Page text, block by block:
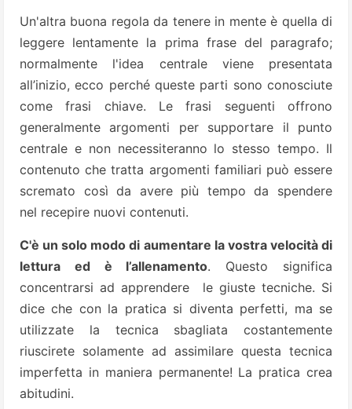
Un'altra buona regola da tenere in mente è quella di
leggere lentamente la prima frase del paragrafo;
normalmente l'idea centrale viene presentata
all’inizio, ecco perché queste parti sono conosciute
come frasi chiave. Le frasi seguenti offrono
generalmente argomenti per supportare il punto
centrale e non necessiteranno lo stesso tempo. Il
contenuto che tratta argomenti familiari può essere
scremato così da avere più tempo da spendere
nel recepire nuovi contenuti.
C'è un solo modo di aumentare la vostra velocità di
lettura ed è l’allenamento. Questo significa
concentrarsi ad apprendere le giuste tecniche. Si
dice che con la pratica si diventa perfetti, ma se
utilizzate la tecnica sbagliata costantemente
riuscirete solamente ad assimilare questa tecnica
imperfetta in maniera permanente! La pratica crea
abitudini.